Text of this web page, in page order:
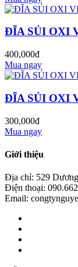
ĐĨA SỦI OXI
400,000đ
Mua ngay
ĐĨA SỦI OXI
300,000đ
Mua ngay
Giới thiệu
Địa chỉ: 529
Điện thoại:
Email: